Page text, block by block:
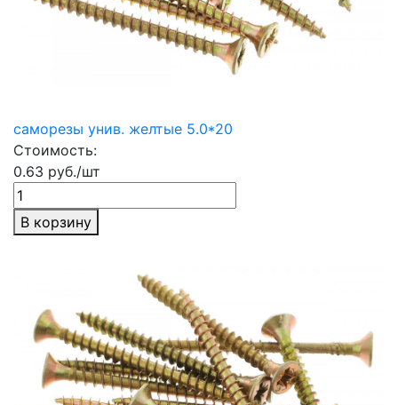
саморезы унив. желтые 5.0*20
Стоимость:
0.63 руб./шт
В корзину